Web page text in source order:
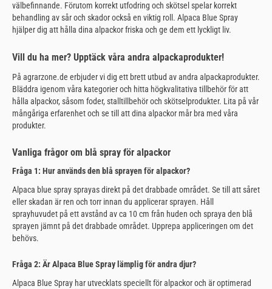
välbefinnande. Förutom korrekt utfodring och skötsel spelar korrekt
behandling av sår och skador också en viktig roll. Alpaca Blue Spray
hjälper dig att hålla dina alpackor friska och ge dem ett lyckligt liv.
Vill du ha mer? Upptäck våra andra alpackaprodukter!
På agrarzone.de erbjuder vi dig ett brett utbud av andra alpackaprodukter.
Bläddra igenom våra kategorier och hitta högkvalitativa tillbehör för att
hålla alpackor, såsom foder, stalltillbehör och skötselprodukter. Lita på vår
mångåriga erfarenhet och se till att dina alpackor mår bra med våra
produkter.
Vanliga frågor om blå spray för alpackor
Fråga 1: Hur används den blå sprayen för alpackor?
Alpaca blue spray sprayas direkt på det drabbade området. Se till att såret
eller skadan är ren och torr innan du applicerar sprayen. Håll
sprayhuvudet på ett avstånd av ca 10 cm från huden och spraya den blå
sprayen jämnt på det drabbade området. Upprepa appliceringen om det
behövs.
Fråga 2: Är Alpaca Blue Spray lämplig för andra djur?
Alpaca Blue Spray har utvecklats speciellt för alpackor och är optimerad